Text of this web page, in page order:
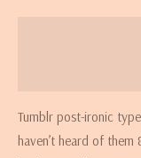
Tumblr post-ironic
haven’t heard of